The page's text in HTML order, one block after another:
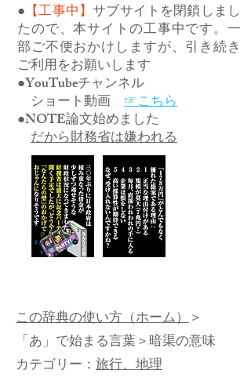
● 【工事中】サブサイトを閉鎖しまし
たので、本サイトの工事中です。一
部ご不便おかけしますが、引き続き
ご利用をお願いします
●YouTubeチャンネル
ショート動画 ☞こちら
●NOTE論文始めました
だから財務省は嫌われる
この辞典の使い方（ホーム）＞
「あ」で始まる言葉＞暗渠の意味
カテゴリー： 旅行、地理